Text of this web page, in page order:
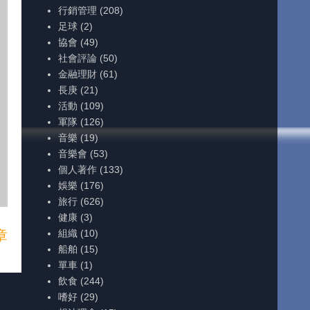
行銷管理 (208)
足球 (2)
協會 (49)
社會評論 (50)
金融理財 (61)
長庚 (21)
活動 (109)
軍隊 (126)
音樂 (19)
音樂會 (53)
個人著作 (133)
娛樂 (176)
旅行 (626)
健康 (3)
組織 (10)
船舶 (15)
單車 (1)
飲食 (244)
嗜好 (29)